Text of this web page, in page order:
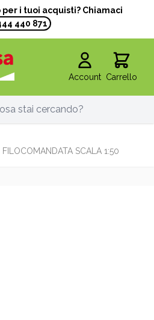
per i tuoi acquisti? Chiamaci
440 871
Account Carrello
SCALA 1:50